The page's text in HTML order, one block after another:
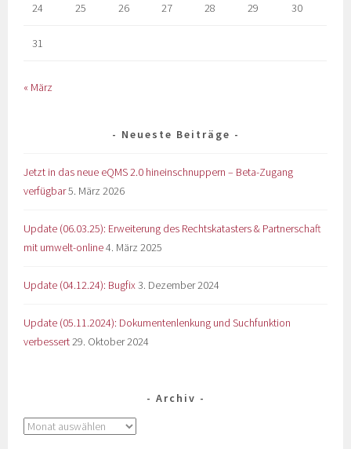
24 25 26 27 28 29 30
31
« März
Neueste Beiträge
Jetzt in das neue eQMS 2.0 hineinschnuppern – Beta-Zugang
verfügbar5. März 2026
Update (06.03.25): Erweiterung des Rechtskatasters & Partnerschaft
mit umwelt-online4. März 2025
Update (04.12.24): Bugfix3. Dezember 2024
Update (05.11.2024): Dokumentenlenkung und Suchfunktion
verbessert29. Oktober 2024
Archiv